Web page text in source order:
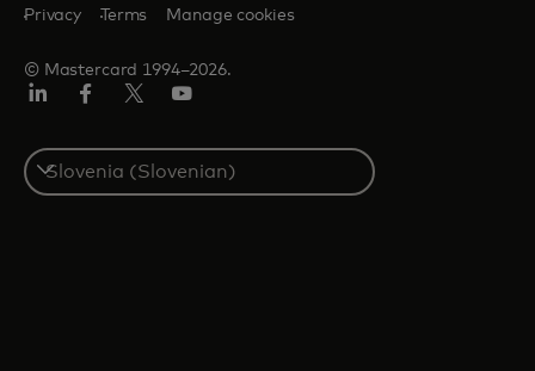
© Mastercard 1994–2026.
Privacy Terms Manage cookies
Select
a
country